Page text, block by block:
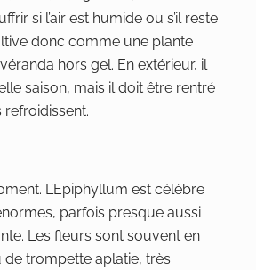
si l’air est humide ou s’il reste
donc comme une plante
hors gel. En extérieur, il
saison, mais il doit être rentré
refroidissent.
L’Epiphyllum est célèbre
parfois presque aussi
Les fleurs sont souvent en
de trompette aplatie, très